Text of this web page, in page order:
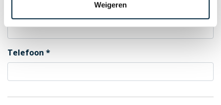
Weigeren
E-mail t.b.v. orderbevestiging
Telefoon